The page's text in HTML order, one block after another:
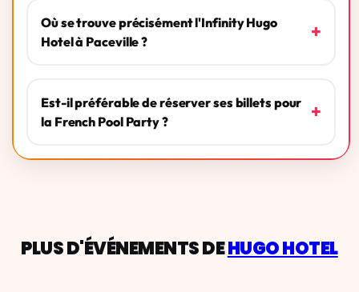
Où se trouve précisément l'Infinity Hugo
Hotel à Paceville ?
+
Est-il préférable de réserver ses billets pour
la French Pool Party ?
+
PLUS D'ÉVÉNEMENTS DEHUGO HOTEL